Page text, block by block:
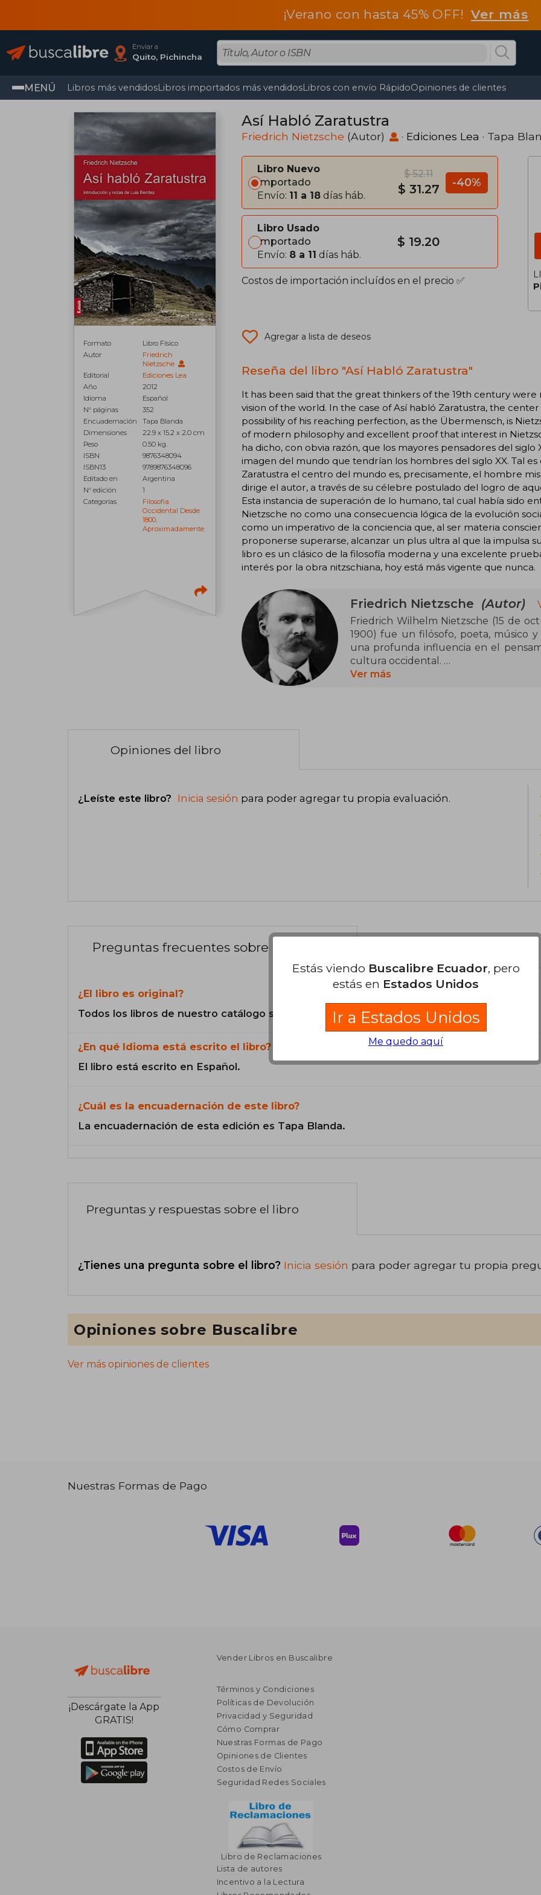
¡Verano con hasta 45% OFF!Ver más
Enviar a
Quito, Pichincha
MENÚ Libros más vendidosLibros importados más vendidosLibros con envío RápidoOpiniones de clientes
Formato
Libro Físico
Autor
Friedrich
Nietzsche
Editorial
Ediciones Lea
Año
2012
Idioma
Español
N° páginas
352
Encuadernación
Tapa Blanda
Dimensiones
22.9 x 15.2 x 2.0 cm
Peso
0.50 kg.
ISBN
9876348094
ISBN13
9789876348096
Editado en
Argentina
N° edición
1
Categorías
Filosofía
Occidental Desde
1800,
Aproximadamente
Así Habló Zaratustra
Friedrich Nietzsche (Autor) · Ediciones Lea · Tapa
Libro Nuevo
Importado
Envío: 11 a 18 días háb.
$ 52.11
$ 31.27 -40%
Libro Usado
Importado
Envío: 8 a 11 días háb.
$ 19.20
Costos de importación incluídos en el precio ✅
Agregar a lista de deseos
Reseña del libro "Así Habló Zaratustra"
It has been said that the great thinkers of the 19th century
vision of the world. In the case of Así habló Zaratustra, the
possibility of his reaching perfection, as the Übermensch, is
of modern philosophy and excellent proof that interest in
ha dicho, con obvia razón, que los mayores pensadores del
imagen del mundo que tendrían los hombres del siglo XX. Tal es
Zaratustra el centro del mundo es, precisamente, el hombre
dirige el autor, a través de su célebre postulado del logro de
Esta instancia de superación de lo humano, tal cual había sido
Nietzsche no como una consecuencia lógica de la evolución
como un imperativo de la conciencia que, al ser materia
proponerse superarse, alcanzar un plus ultra al que la impulsa
libro es un clásico de la filosofía moderna y una excelente
interés por la obra nitzschiana, hoy está más vigente que nunca.
Friedrich Nietzsche (Autor)
Friedrich Wilhelm Nietzsche (15 de
1900) fue un filósofo, poeta, músico
una profunda influencia en el
cultura occidental.
Nietzsche escribió sobre temas tan
es cierto que no siguió de manera
crítica radical de sus ideas filosóficas.
Ver más
Opiniones del libro
¿Leíste este libro? Inicia sesión para poder agregar tu propia evaluación.
Preguntas frecuentes sobre el libro
¿El libro es original?
Todos los libros de nuestro catálogo son Originales.
¿En qué Idioma está escrito el libro?
El libro está escrito en Español.
¿Cuál es la encuadernación de este libro?
La encuadernación de esta edición es Tapa Blanda.
Preguntas y respuestas sobre el libro
¿Tienes una pregunta sobre el libro? Inicia sesión para poder agregar tu propia
Opiniones sobre Buscalibre
Ver más opiniones de clientes
Nuestras Formas de Pago
¡Descárgate la App
GRATIS!
Vender Libros en Buscalibre
Términos y Condiciones
Políticas de Devolución
Privacidad y Seguridad
Cómo Comprar
Nuestras Formas de Pago
Opiniones de Clientes
Costos de Envío
Seguridad Redes Sociales
Libro de Reclamaciones
Lista de autores
Incentivo a la Lectura
Estás viendo Buscalibre Ecuador, pero
estás en Estados Unidos
Ir a Estados Unidos
Me quedo aquí